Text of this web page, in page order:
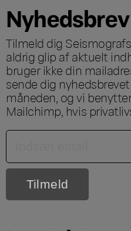
Nyhedsbrev
Tilmeld dig
aldrig glip af aktuelt
bruger ikke din
sende dig
måneden, og vi
Mailchimp, hvis